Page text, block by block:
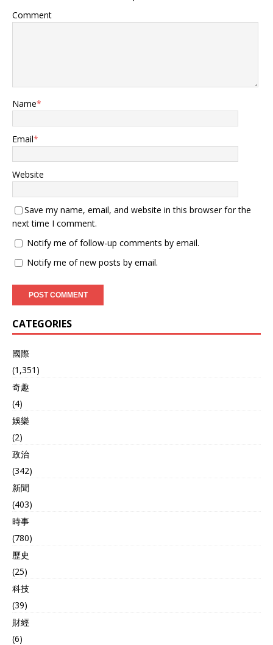
Comment
Name*
Email*
Website
Save my name, email, and website in this browser for the
next time I comment.
Notify me of follow-up comments by email.
Notify me of new posts by email.
CATEGORIES
國際
(1,351)
奇趣
(4)
娛樂
(2)
政治
(342)
新聞
(403)
時事
(780)
歷史
(25)
科技
(39)
財經
(6)